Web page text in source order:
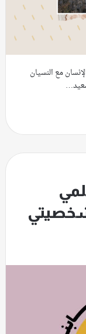
مع النسيان